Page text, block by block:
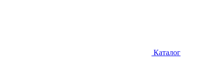
Каталог